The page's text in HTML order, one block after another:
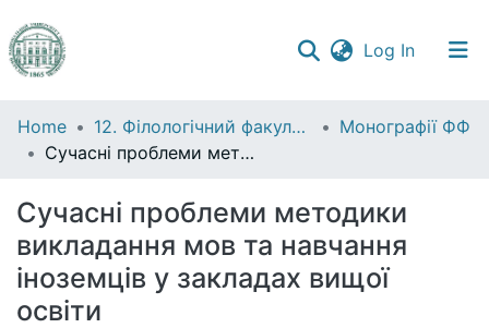
Log In(current)
Communities
All of DSpace
Statistics
Home 12. Філологічний факультет
Монографії ФФ
Сучасні проблеми методики викладання мов та навчання іноземців у закладах вищої освіти
Сучасні проблеми методики
викладання мов та навчання
іноземців у закладах вищої
освіти